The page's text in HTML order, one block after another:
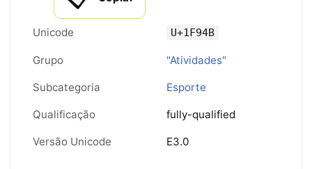
Unicode U+1F94B
Grupo "Atividades"
Subcategoria Esporte
Qualificação fully-qualified
Versão Unicode E3.0